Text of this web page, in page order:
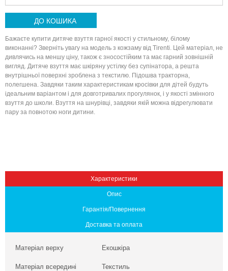
ДО КОШИКА
Бажаєте купити дитяче взуття гарної якості у стильному, білому
виконанні? Зверніть увагу на модель з кожзаму від Tirenti. Цей матеріал, не
дивлячись на меншу ціну, також є зносостійким та має гарний зовнішній
вигляд. Дитяче взуття має шкіряну устілку без супінатора, а решта
внутрішньої поверхні зроблена з текстилю. Підошва тракторна,
полегшена. Завдяки таким характеристикам кросівки для дітей будуть
ідеальним варіантом і для довготривалих прогулянок, і у якості змінного
взуття до школи. Взуття на шнурівці, завдяки якій можна відрегулювати
пару за повнотою ноги дитини.
Характеристики
Опис
Гарантія/Повернення
Доставка та оплата
Матеріал верху Екошкіра
Матеріал всередині Текстиль